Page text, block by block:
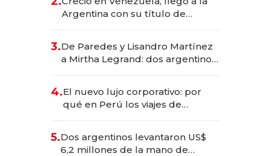
Argentina con su título de
las marcas "fast premium"
3.De Paredes y Lisandro Martínez
a Mirtha Legrand: dos argentinos
4.El nuevo lujo corporativo: por
qué en Perú los viajes de
para convertirse en experiencias
transformadoras
5.Dos argentinos levantaron US$
6,2 millones de la mano de